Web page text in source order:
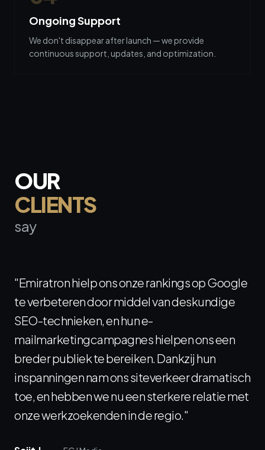
Ongoing Support
We don't disappear after launch — we provide
continuous support, updates, and optimization.
OUR
CLIENTS
say
"Emiratron hielp ons onze rankings op Google
te verbeteren door middel van deskundige
SEO-technieken, en hun e-
mailmarketingcampagnes hielpen ons een
breder publiek te bereiken. Dankzij hun
inspanningen nam ons siteverkeer dramatisch
toe, en hebben we nu een sterkere relatie met
onze werkzoekenden in de regio."